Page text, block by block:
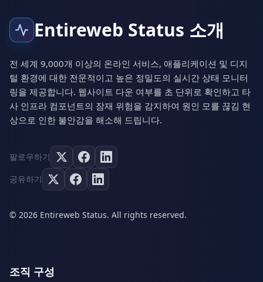
Entireweb Status 소개
전 세계 9,000개 이상의 온라인 서비스, 애플리케이션 및 디지
털 환경에 대한 전문적이고 높은 정밀도의 실시간 상태 모니터
링을 제공합니다. 웹사이트 다운 여부를 초 단위로 확인하고 타
사 인프라 컴포넌트의 잠재 위험을 감지하여 원인 모를 끊김 현
상으로 인한 불안감을 해소해 드립니다.
팔로우하기
공유하기
© 2026 Entireweb Status. All rights reserved.
조직 구성